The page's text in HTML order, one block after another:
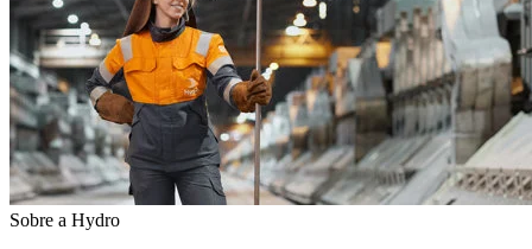
Sobre a Hydro